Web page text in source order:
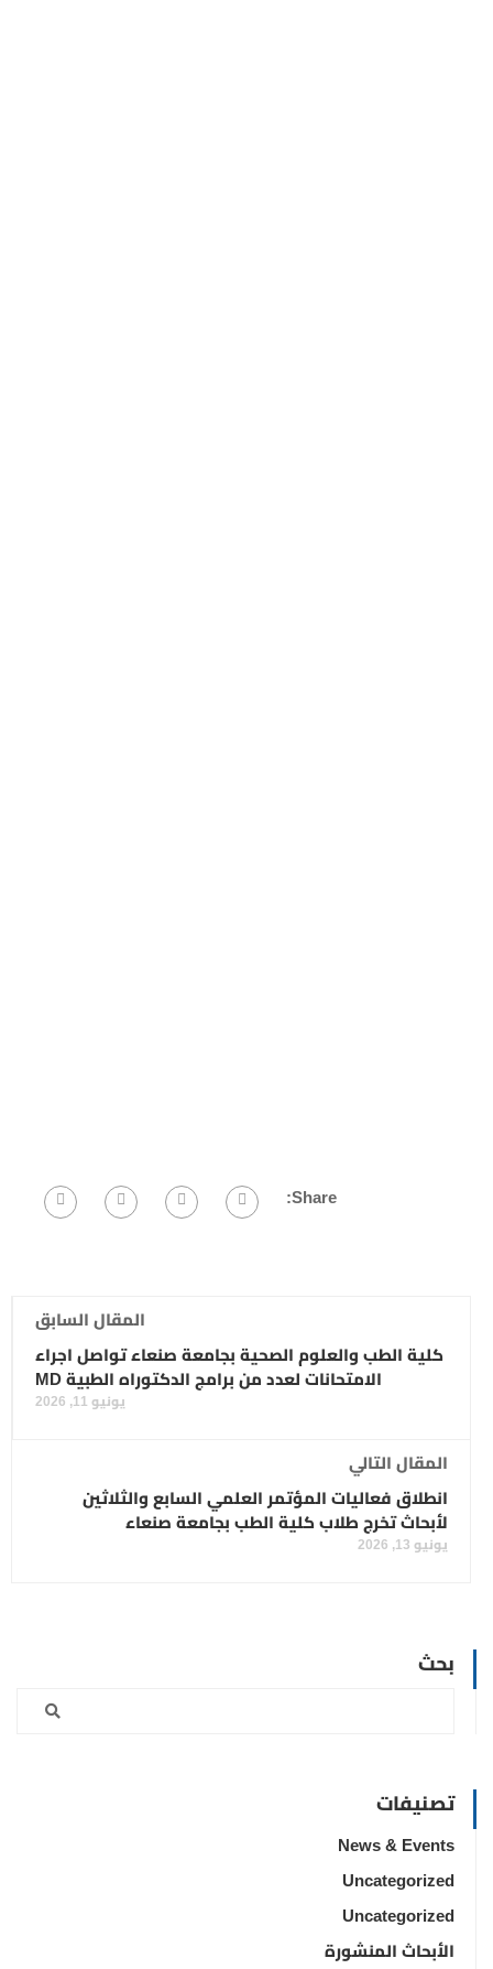
Share:
المقال السابق
كلية الطب والعلوم الصحية بجامعة صنعاء تواصل اجراء
الامتحانات لعدد من برامج الدكتوراه الطبية MD
يونيو 11, 2026
المقال التالي
انطلاق فعاليات المؤتمر العلمي السابع والثلاثين
لأبحاث تخرج طلاب كلية الطب بجامعة صنعاء
يونيو 13, 2026
بحث
تصنيفات
News & Events
Uncategorized
Uncategorized
الأبحاث المنشورة